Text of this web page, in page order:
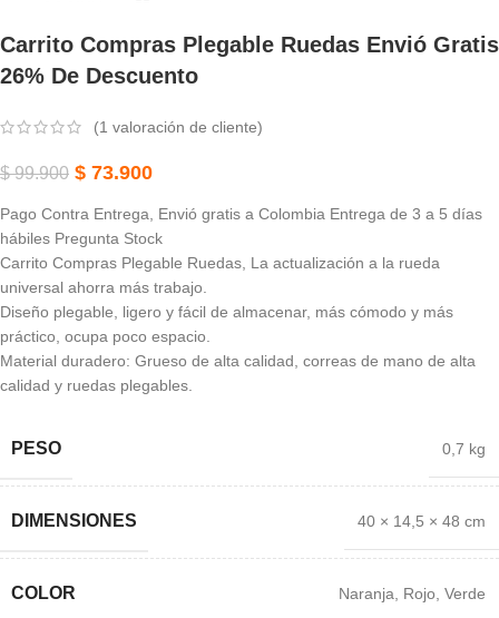
Carrito Compras Plegable Ruedas Envió Gratis
26% De Descuento
(1 valoración de cliente)
$99.900 $ 73.900
Pago Contra Entrega, Envió gratis a Colombia Entrega de 3 a 5 días
hábiles Pregunta Stock
Carrito Compras Plegable Ruedas, La actualización a la rueda
universal ahorra más trabajo.
Diseño plegable, ligero y fácil de almacenar, más cómodo y más
práctico, ocupa poco espacio.
Material duradero: Grueso de alta calidad, correas de mano de alta
calidad y ruedas plegables.
PESO 0,7 kg
DIMENSIONES 40 × 14,5 × 48 cm
COLOR Naranja, Rojo, Verde